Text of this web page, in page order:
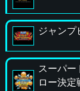
ジャンプ
スーパー
ロー決定